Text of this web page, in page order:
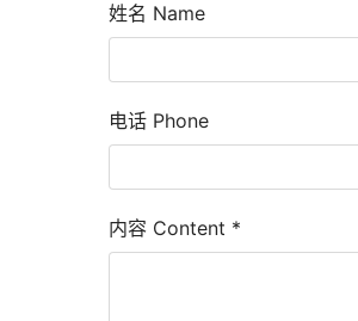
姓名 Name
电话 Phone
内容 Content *